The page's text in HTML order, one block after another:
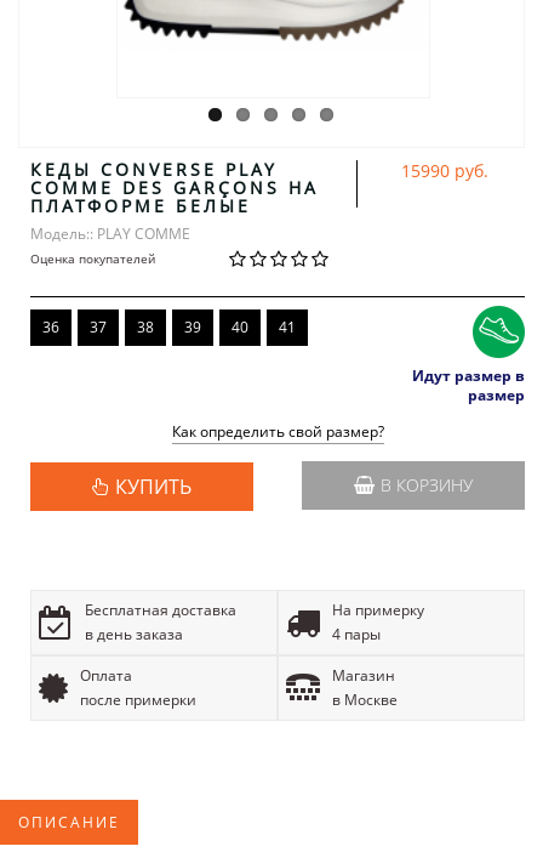
КЕДЫ CONVERSE PLAY
COMME DES GARÇONS НА
ПЛАТФОРМЕ БЕЛЫЕ
Модель:: PLAY COMME
Оценка покупателей
15990 руб.
36 37 38 39 40 41
Идут размер в
размер
Как определить свой размер?
КУПИТЬ В КОРЗИНУ
Бесплатная доставка
в день заказа
На примерку
4 пары
Оплата
после примерки
Магазин
в Москве
ОПИСАНИЕ